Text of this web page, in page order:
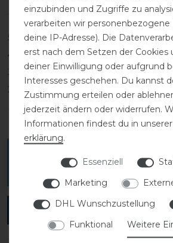
5
0
4
0
3
0
2
0
1
0
verfassen.
ANMELDEN
einzubinden und Zugriffe zu
verarbeiten wir personenbezogene
deine IP-Adresse). Die
erst nach dem Setzen der Cookies
deiner Einwilligung oder aufgrund
Interesses geschehen. Du kannst
Zustimmung erteilen oder
jederzeit ändern oder widerrufen.
Informationen findest du in unserer
erklärung.
Essenziell
Marketing
DHL Wunschzustellung
Funktional
Weitere